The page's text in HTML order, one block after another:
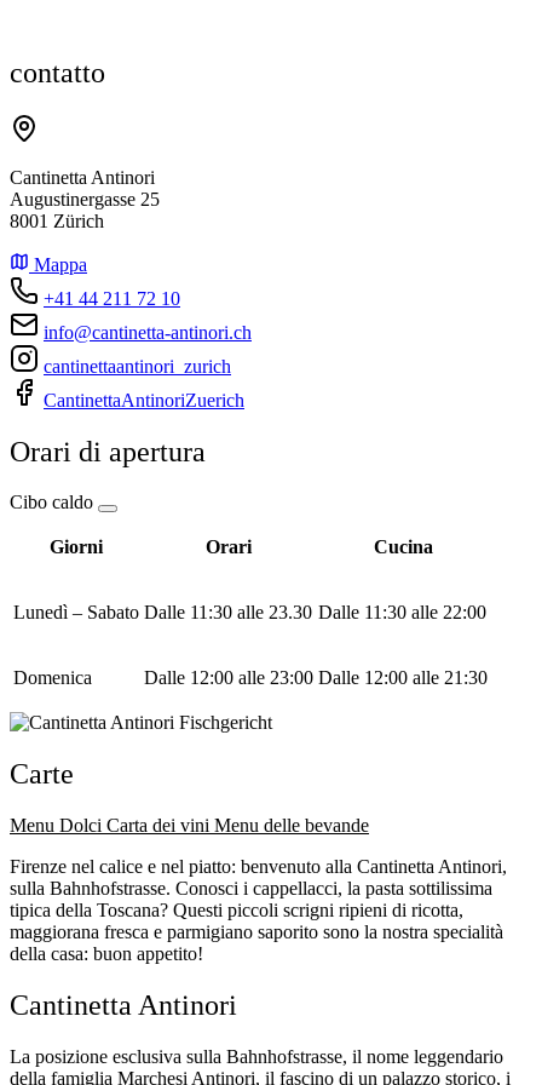
contatto
Cantinetta Antinori
Augustinergasse 25
8001 Zürich
Mappa
+41 44 211 72 10
info@cantinetta-antinori.ch
cantinettaantinori_zurich
CantinettaAntinoriZuerich
Orari di apertura
Cibo caldo
Giorni Orari Cucina
Lunedì – Sabato Dalle 11:30 alle 23.30 Dalle 11:30 alle 22:00
Domenica Dalle 12:00 alle 23:00 Dalle 12:00 alle 21:30
Carte
Menu Dolci Carta dei vini Menu delle bevande
Firenze nel calice e nel piatto: benvenuto alla Cantinetta Antinori,
sulla Bahnhofstrasse. Conosci i cappellacci, la pasta sottilissima
tipica della Toscana? Questi piccoli scrigni ripieni di ricotta,
maggiorana fresca e parmigiano saporito sono la nostra specialità
della casa: buon appetito!
Cantinetta Antinori
La posizione esclusiva sulla Bahnhofstrasse, il nome leggendario
della famiglia Marchesi Antinori, il fascino di un palazzo storico, i